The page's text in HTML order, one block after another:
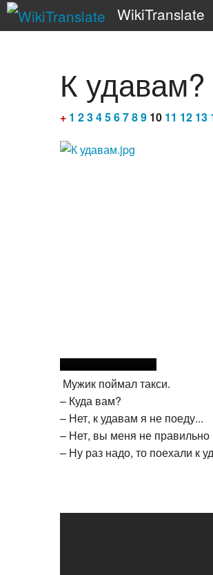
WikiTranslate
К удавам?
+ 1 23456789 10 11 12 13
Мужик поймал такси.
– Куда вам?
– Нет, к удавам я не поеду...
– Нет, вы меня не правильно
– Ну раз надо, то поехали к